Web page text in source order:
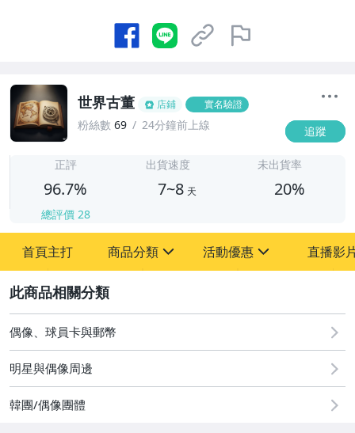
世界古董 店鋪 實名驗證
粉絲數 69 24分鐘前上線 追蹤
正評
96.7%
總評價 28
出貨速度
7~8 天
未出貨率
20%
首頁主打 商品分類
其它
活動優惠
[全店] 粉絲專享
[全店] 周年慶
直播影
偶像、球員卡與郵幣
明星與偶像周邊
韓團/偶像團體